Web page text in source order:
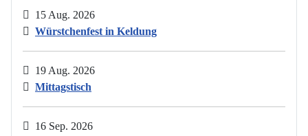
15 Aug. 2026
Würstchenfest in Keldung
19 Aug. 2026
Mittagstisch
16 Sep. 2026